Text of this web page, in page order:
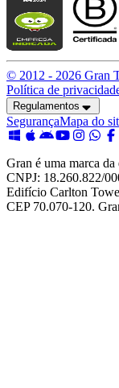
© 2012 - 2026 Gran
Política de
Regulamentos
SegurançaMapa do
Gran é uma marca
CNPJ: 18.260.822/
Edifício Carlton
CEP 70.070-120.